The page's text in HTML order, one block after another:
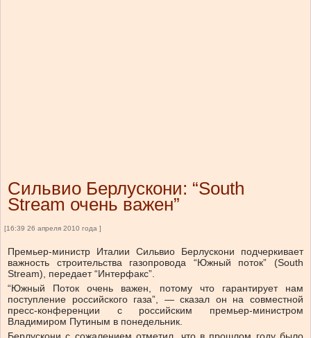
Сильвио Берлускони: “South
Stream очень важен”
[16:39 26 апреля 2010 года ]
Премьер-министр Италии Сильвио Берлускони подчеркивает
важность строительства газопровода “Южный поток” (South
Stream), передает “Интерфакс”.
“Южный Поток очень важен, потому что гарантирует нам
поступление российского газа”, — сказал он на совместной
пресс-конференции с российским премьер-министром
Владимиром Путиным в понедельник.